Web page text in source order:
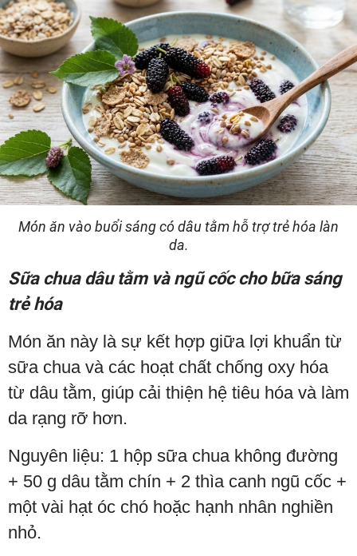
Món ăn vào buổi sáng có dâu tằm hỗ trợ trẻ hóa làn
da.
Sữa chua dâu tằm và ngũ cốc cho bữa sáng
trẻ hóa
Món ăn này là sự kết hợp giữa lợi khuẩn từ
sữa chua và các hoạt chất chống oxy hóa
từ dâu tằm, giúp cải thiện hệ tiêu hóa và làm
da rạng rỡ hơn.
Nguyên liệu: 1 hộp sữa chua không đường
+ 50 g dâu tằm chín + 2 thìa canh ngũ cốc +
một vài hạt óc chó hoặc hạnh nhân nghiền
nhỏ.